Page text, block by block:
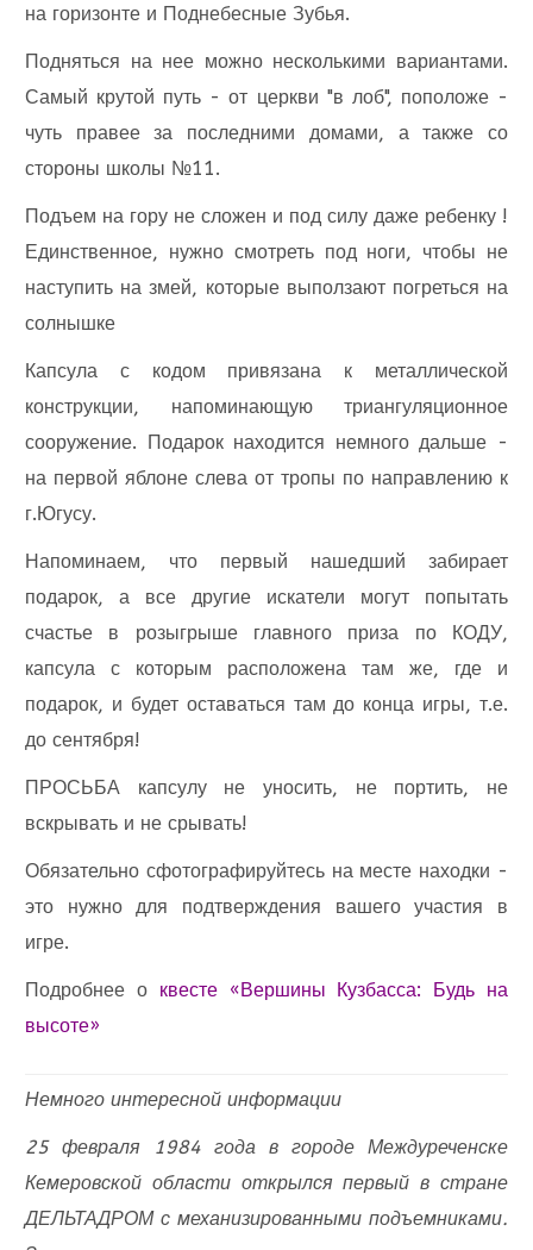
на горизонте и Поднебесные Зубья.
Подняться на нее можно несколькими вариантами.
Самый крутой путь - от церкви "в лоб", поположе -
чуть правее за последними домами, а также со
стороны школы №11.
Подъем на гору не сложен и под силу даже ребенку !
Единственное, нужно смотреть под ноги, чтобы не
наступить на змей, которые выползают погреться на
солнышке
Капсула с кодом привязана к металлической
конструкции, напоминающую триангуляционное
сооружение. Подарок находится немного дальше -
на первой яблоне слева от тропы по направлению к
г.Югусу.
Напоминаем, что первый нашедший забирает
подарок, а все другие искатели могут попытать
счастье в розыгрыше главного приза по КОДУ,
капсула с которым расположена там же, где и
подарок, и будет оставаться там до конца игры, т.е.
до сентября!
ПРОСЬБА капсулу не уносить, не портить, не
вскрывать и не срывать!
Обязательно сфотографируйтесь на месте находки -
это нужно для подтверждения вашего участия в
игре.
Подробнее о квесте «Вершины Кузбасса: Будь на
высоте»
Немного интересной информации
25 февраля 1984 года в городе Междуреченске
Кемеровской области открылся первый в стране
ДЕЛЬТАДРОМ с механизированными подъемниками.